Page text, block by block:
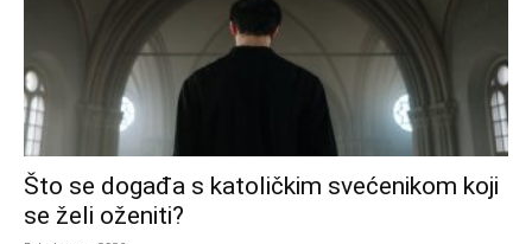
Što se događa s katoličkim svećenikom koji
se želi oženiti?